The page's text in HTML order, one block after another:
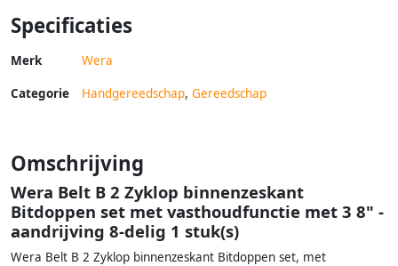
Specificaties
Merk Wera
Categorie Handgereedschap, Gereedschap
Omschrijving
Wera Belt B 2 Zyklop binnenzeskant
Bitdoppen set met vasthoudfunctie met 3 8" -
aandrijving 8-delig 1 stuk(s)
Wera Belt B 2 Zyklop binnenzeskant Bitdoppen set, met